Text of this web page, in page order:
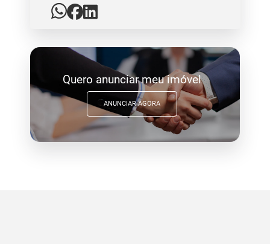
Quero anunciar meu imóvel
ANUNCIAR AGORA